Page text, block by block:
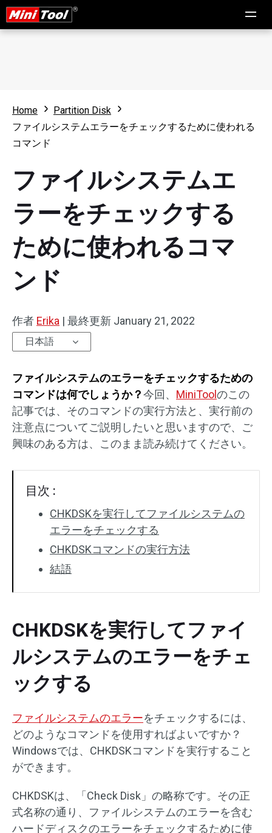
Home
Partition Disk
ファイルシステムエラーをチェックするために使われる
コマンド
ファイルシステムエ
ラーをチェックする
ために使われるコマ
ンド
作者 Erika | 最終更新 January 21, 2022
日本語
ファイルシステムのエラーをチェックするための
コマンドは何でしょうか？今回、 MiniToolのこの
記事では、そのコマンドの実行方法と、実行前の
注意点についてご説明したいと思いますので、ご
興味のある方は、このまま読み続けてください。
目次 :
CHKDSKを実行してファイルシステムの
エラーをチェックする
CHKDSKコマンドの実行方法
結語
CHKDSKを実行してファイ
ルシステムのエラーをチェ
ックする
ファイルシステムのエラーをチェックするには、
どのようなコマンドを使用すればよいですか？
Windowsでは、CHKDSKコマンドを実行すること
ができます。
CHKDSKは、「Check Disk」の略称です。その正
式名称の通り、ファイルシステムのエラーを含む
ハードディスクのエラーをチェックするために使